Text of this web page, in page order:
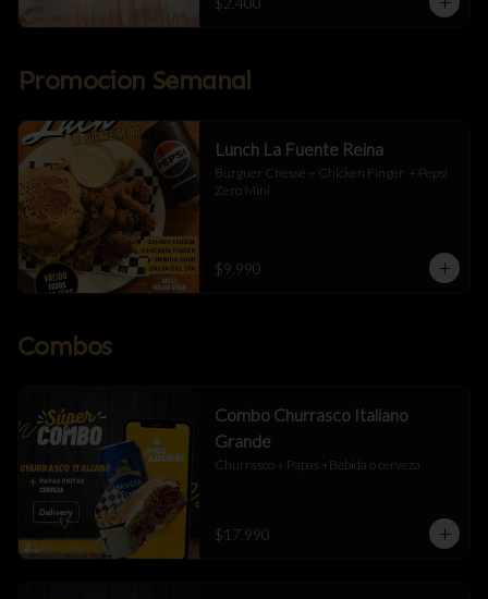
Promocion Semanal
Lunch La Fuente Reina
Burguer Chesse + Chicken Finger  + Pepsi
Zero Mini
$9.990
Combos
Combo Churrasco Italiano
Grande
Churrasco + Papas +Bebida o cerveza
$17.990